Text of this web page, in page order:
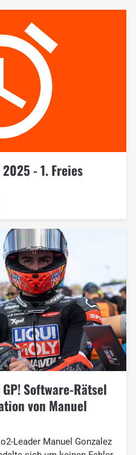
- 1. Freies
Software-Rätsel
von Manuel
Leader Manuel Gonzalez